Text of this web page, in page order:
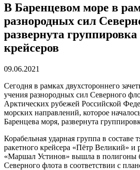
В Баренцевом море в
разнородных сил
развернута
крейсеров
09.06.2021
Сегодня в рамках двухстороннего
учения разнородных сил Северного
Арктических рубежей Российской
морских направлений, которое
Баренцева моря, развернута
Корабельная ударная группа в составе
ракетного крейсера «Пётр Великий» и
«Маршал Устинов» вышла в полигоны
Северного флота в соответствии с